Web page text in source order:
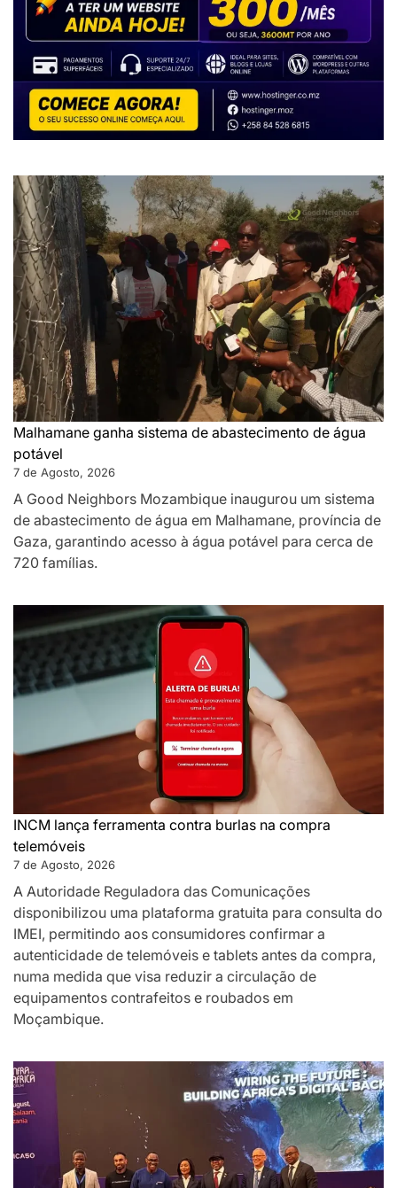
Malhamane ganha sistema de abastecimento de água
potável
7 de Agosto, 2026
A Good Neighbors Mozambique inaugurou um sistema
de abastecimento de água em Malhamane, província de
Gaza, garantindo acesso à água potável para cerca de
720 famílias.
INCM lança ferramenta contra burlas na compra
telemóveis
7 de Agosto, 2026
A Autoridade Reguladora das Comunicações
disponibilizou uma plataforma gratuita para consulta do
IMEI, permitindo aos consumidores confirmar a
autenticidade de telemóveis e tablets antes da compra,
numa medida que visa reduzir a circulação de
equipamentos contrafeitos e roubados em
Moçambique.